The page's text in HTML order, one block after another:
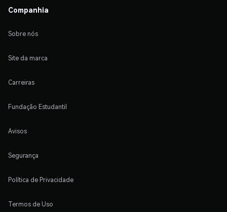
Companhia
Sobre nós
Site da marca
Carreiras
Fundação Estudantil
Avisos
Segurança
Política de Privacidade
Termos de Uso